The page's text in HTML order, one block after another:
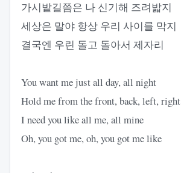
가시밭길쯤은 나 신기해 즈려밟지
세상은 말야 항상 우리 사이를 막지
결국엔 우린 돌고 돌아서 제자리
You want me just all day, all night
Hold me from the front, back, left, right
I need you like all me, all mine
Oh, you got me, oh, you got me like